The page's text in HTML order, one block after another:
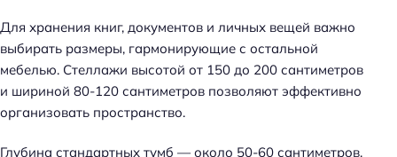
Для хранения книг, документов и личных вещей важно
выбирать размеры, гармонирующие с остальной
мебелью. Стеллажи высотой от 150 до 200 сантиметров
и шириной 80-120 сантиметров позволяют эффективно
организовать пространство.
Глубина стандартных тумб — около 50-60 сантиметров,